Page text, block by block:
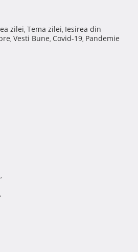
zilei, Tema zilei, Iesirea din
, Vesti Bune, Covid-19, Pandemie
,
,